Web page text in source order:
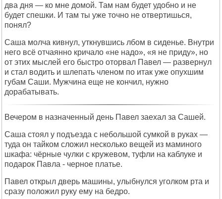
два дня — ко мне домой. Там нам будет удобно и не
будет спешки. И там ты уже точно не отвертишься,
понял?
Саша молча кивнул, уткнувшись лбом в сиденье. Внутри
него всё отчаянно кричало «не надо», «я не приду», но
от этих мыслей его быстро оторвал Павел — развернул
и стал водить и шлепать членом по итак уже опухшим
губам Саши. Мужчина еще не кончил, нужно
дорабатывать.
Вечером в назначенный день Павел заехал за Сашей.
Саша стоял у подъезда с небольшой сумкой в руках —
туда он тайком сложил несколько вещей из маминого
шкафа: чёрные чулки с кружевом, туфли на каблуке и
подарок Павла - черное платье.
Павел открыл дверь машины, улыбнулся уголком рта и
сразу положил руку ему на бедро.